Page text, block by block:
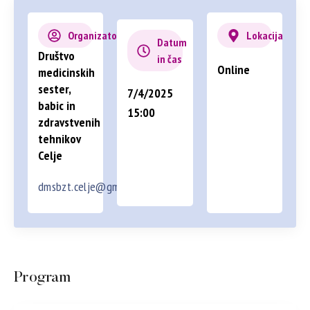
Organizator
Društvo
medicinskih
sester,
babic in
zdravstvenih
tehnikov
Celje
dmsbzt.celje@gmail.com
Datum
in čas
7/4/2025
15:00
Lokacija
Online
Program